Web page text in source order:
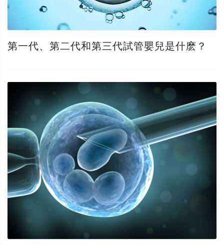
第一代、第二代和第三代試管嬰兒是什麽？